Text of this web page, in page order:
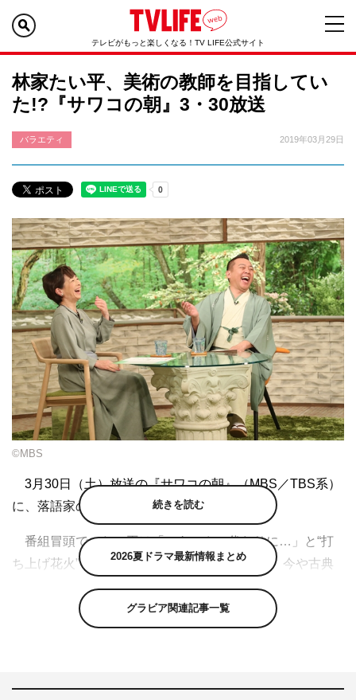
テレビがもっと楽しくなる！TV LIFE公式サイト
林家たい平、美術の教師を目指してい
た!?『サワコの朝』3・30放送
バラエティ 2019年03月29日
©MBS
3月30日（土）放送の『サワコの朝』（MBS／TBS系）
に、落語家の林家たい平がゲスト出演する。
番組冒頭で、たい平は「ごあいさつ代わりに…」と“打
ち上げ花火”を体一つで表現する芸を披露する。今や古典
落語の名手として年間300回ほど高座に上がり、テレビで
も大活躍の人気者のたい平だが、実は学生時代は美術の教
師を目指していたと言う。
追われる中で、ふとラジオから流れてきた5代目柳家小師
続きを読む
2026夏ドラマ最新情報まとめ
グラビア関連記事一覧